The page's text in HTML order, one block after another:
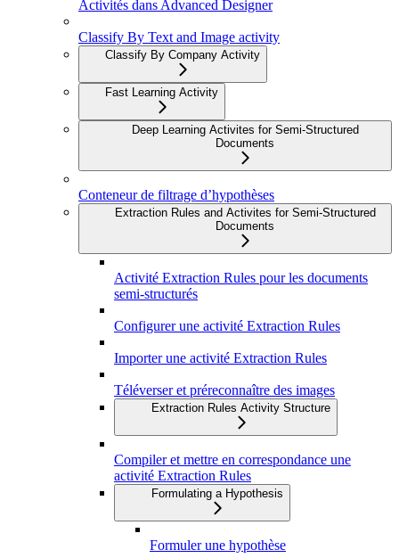
Activités dans Advanced Designer
Classify By Text and Image activity
Classify By Company Activity
Fast Learning Activity
Deep Learning Activites for Semi-Structured
Documents
Conteneur de filtrage d’hypothèses
Extraction Rules and Activites for Semi-Structured
Documents
Activité Extraction Rules pour les documents
semi-structurés
Configurer une activité Extraction Rules
Importer une activité Extraction Rules
Téléverser et préreconnaître des images
Extraction Rules Activity Structure
Compiler et mettre en correspondance une
activité Extraction Rules
Formulating a Hypothesis
Formuler une hypothèse